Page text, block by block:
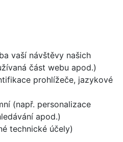
vaší návštěvy našich
část webu apod.)
prohlížeče, jazykové
(např. personalizace
apod.)
technické účely)